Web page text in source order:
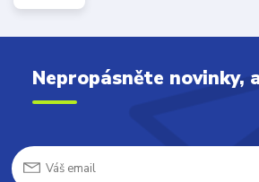
Nepropásněte novinky,